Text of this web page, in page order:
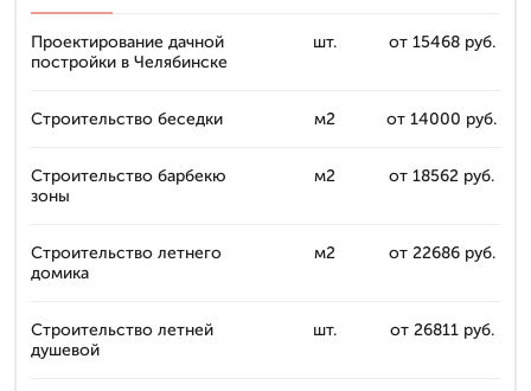
Проектирование дачной
постройки в Челябинске
шт. от 15468 руб.
Строительство беседки м2 от 14000 руб.
Строительство барбекю
зоны
м2 от 18562 руб.
Строительство летнего
домика
м2 от 22686 руб.
Строительство летней
душевой
шт. от 26811 руб.